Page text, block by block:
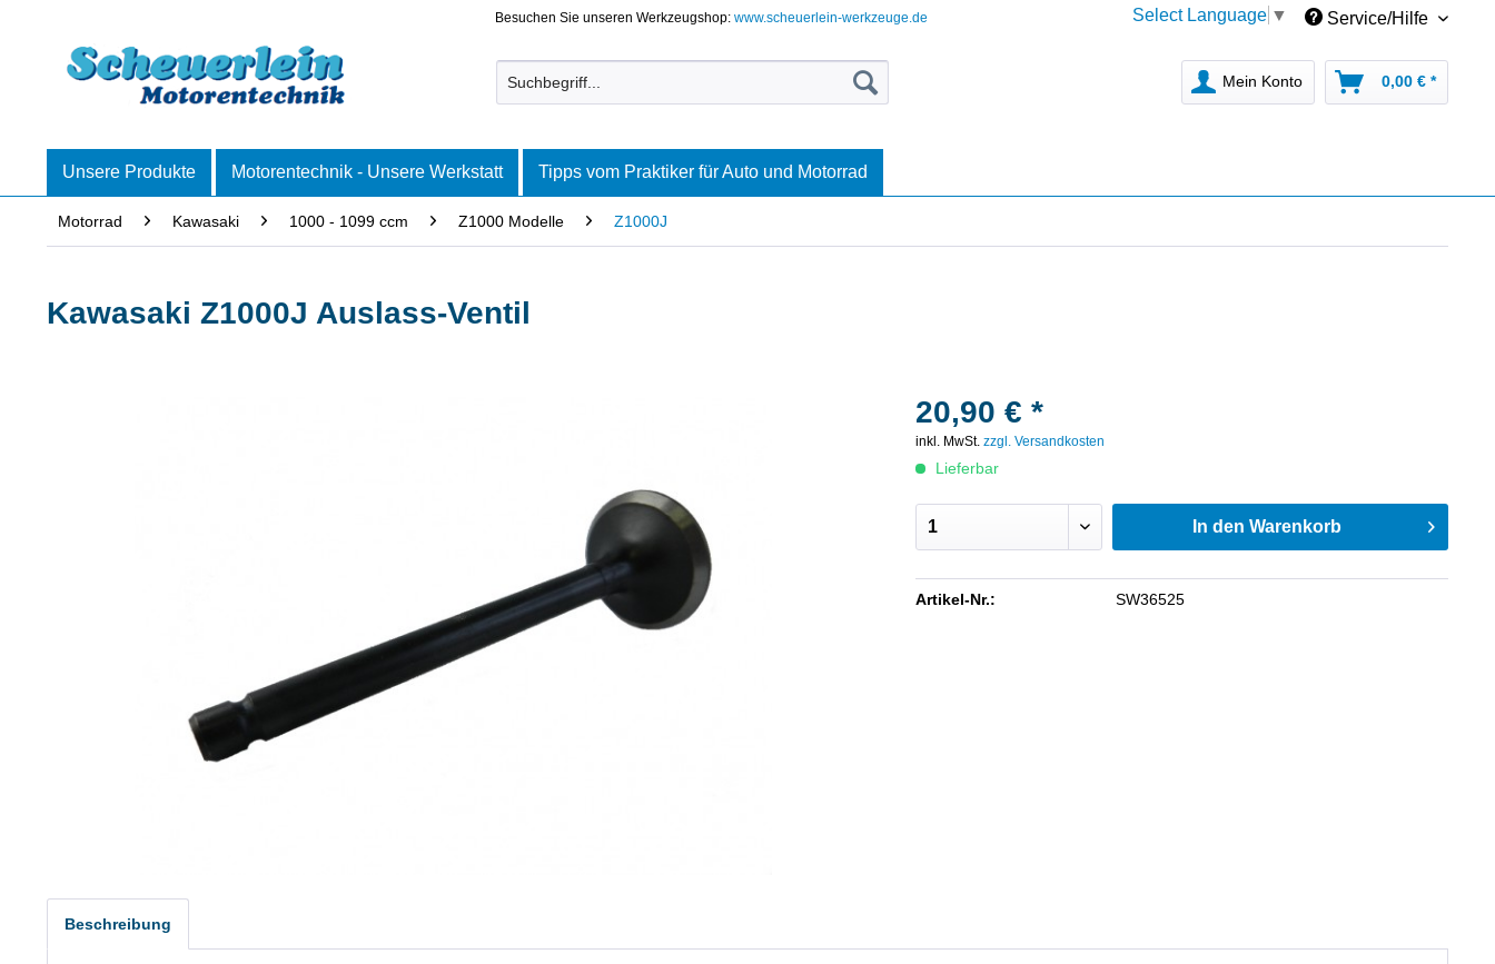
Besuchen Sie unseren Werkzeugshop:www.scheuerlein-werkzeuge.de Select Language ▼ Service/Hilfe
Mein Konto 0,00 € *
Unsere Produkte Motorentechnik - Unsere Werkstatt Tipps vom Praktiker für Auto und Motorrad
Motorrad Kawasaki 1000 - 1099 ccm Z1000 Modelle Z1000J
Kawasaki Z1000J Auslass-Ventil
20,90 € *
inkl. MwSt.zzgl. Versandkosten
Lieferbar
In den Warenkorb
Artikel-Nr.: SW36525
Beschreibung